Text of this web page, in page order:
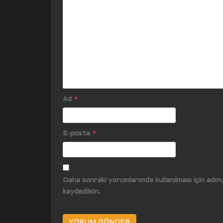
Ad *
E-posta *
Daha sonraki yorumlarımda kullanılması için
kaydedilsin.